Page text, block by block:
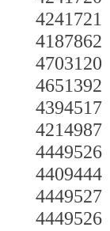
4241721
4187862
4703120
4651392
4394517
4214987
4449526
4409444
4449527
4449526